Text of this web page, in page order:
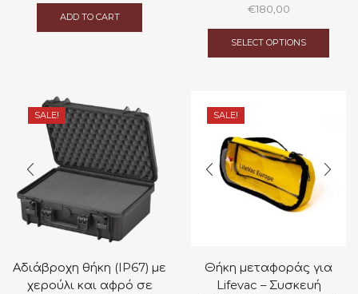
ADD TO CART
€180,00
SELECT OPTIONS
on
SALE!
Αδιάβροχη θήκη (IP67) με
χερούλι και αφρό σε
SALE!
Θήκη μεταφοράς για
Lifevac – Συσκευή